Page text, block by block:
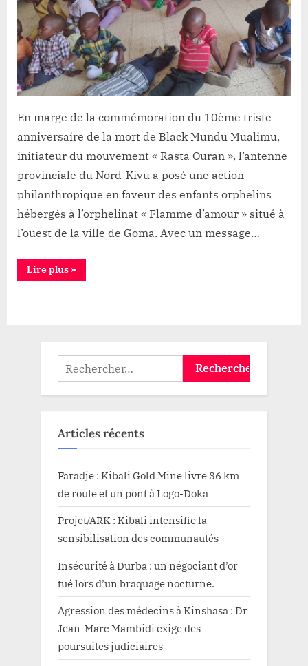
»
assiste
les
orphelins
de
«
d’amour
»
En marge de la commémoration du 10ème triste
anniversaire de la mort de Black Mundu Mualimu,
initiateur du mouvement « Rasta Ouran », l’antenne
provinciale du Nord-Kivu a posé une action
philanthropique en faveur des enfants orphelins
hébergés à l’orphelinat « Flamme d’amour » situé à
l’ouest de la ville de Goma. Avec un message…
Lire plus“Goma:
Le
«
orphelins
de
«
Flamme
d’amour
»
Rechercher :
Articles récents
Faradje : Kibali Gold Mine livre 36 km
de route et un pont à Logo-Doka
Projet/ARK : Kibali intensifie la
sensibilisation des communautés
Insécurité à Durba : un négociant d’or
tué lors d’un braquage nocturne.
Agression des médecins à Kinshasa : Dr
Jean-Marc Mambidi exige des
poursuites judiciaires